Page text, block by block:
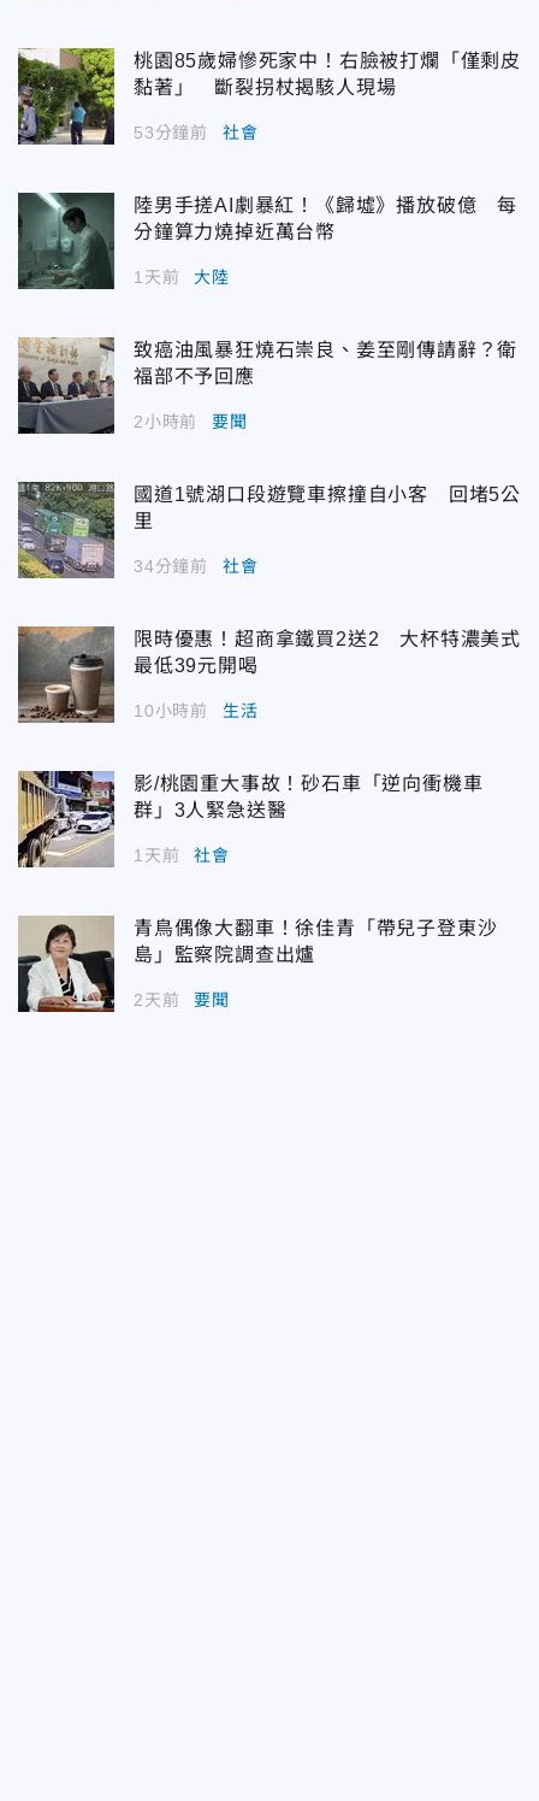
桃園85歲婦慘死家中！右臉被打爛「僅剩皮
黏著」 斷裂拐杖揭駭人現場
53分鐘前 社會
陸男手搓AI劇暴紅！《歸墟》播放破億 每
分鐘算力燒掉近萬台幣
1天前 大陸
致癌油風暴狂燒石崇良、姜至剛傳請辭？衛
福部不予回應
2小時前 要聞
國道1號湖口段遊覽車擦撞自小客 回堵5公
里
34分鐘前 社會
限時優惠！超商拿鐵買2送2 大杯特濃美式
最低39元開喝
10小時前 生活
影/桃園重大事故！砂石車「逆向衝機車
群」3人緊急送醫
1天前 社會
青鳥偶像大翻車！徐佳青「帶兒子登東沙
島」監察院調查出爐
2天前 要聞